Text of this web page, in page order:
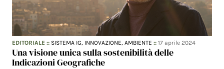
EDITORIALE :: SISTEMA IG, INNOVAZIONE,AMBIENTE ::17 aprile 2024
Una visione unica sulla sostenibilità delle
Indicazioni Geografiche